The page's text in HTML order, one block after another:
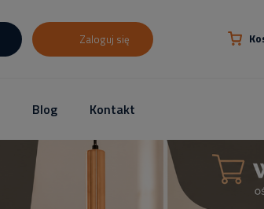
Zaloguj się
Blog Kontakt